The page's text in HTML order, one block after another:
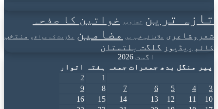
تازہ ترین تصاویر خواتین کا صفحہ
شعروشاعری علاقائی خبریں مضامین ملازمت کے مواقع
منتخب
کالم ویڈیوز گلگت بلتستان
اگست 2026
پیر
منگل بدھ جمعرات جمعہ ہفتہ
اتوار
1
2
3
4
5
6
7
8
9
10
11
12
13
14
15
16